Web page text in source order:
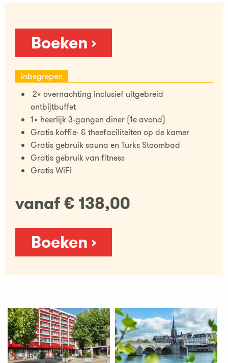
Boeken ›
Inbegrepen
2x overnachting inclusief uitgebreid
ontbijtbuffet
1x heerlijk 3-gangen diner (1e avond)
Gratis koffie- & theefaciliteiten op de kamer
Gratis gebruik sauna en Turks Stoombad
Gratis gebruik van fitness
Gratis WiFi
vanaf € 138,00
Boeken ›